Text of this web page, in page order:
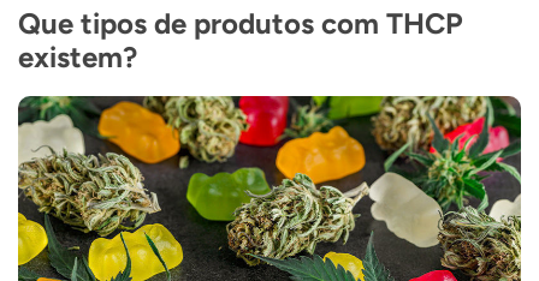
Que tipos de produtos com THCP
existem?